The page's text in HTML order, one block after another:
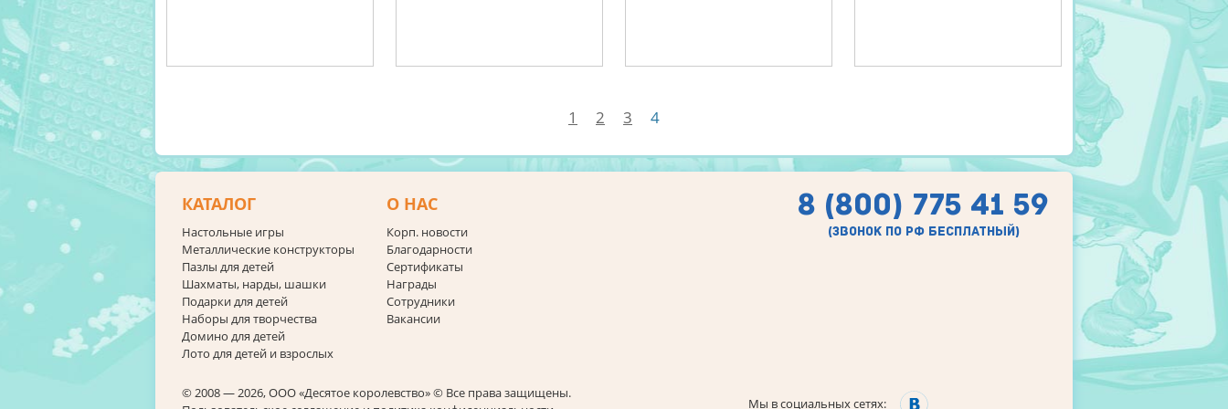
1 2 3 4
КАТАЛОГ
Настольные игры
Металлические конструкторы
Пазлы для детей
Шахматы, нарды, шашки
Подарки для детей
Наборы для творчества
Домино для детей
Лото для детей и взрослых
О НАС
Корп. новости
Благодарности
Сертификаты
Награды
Сотрудники
Вакансии
8 (800) 775 41 59
(звонок по рф бесплатный)
© 2008 — 2026, ООО «Десятое королевство» © Все права защищены.
Мы в социальных сетях: